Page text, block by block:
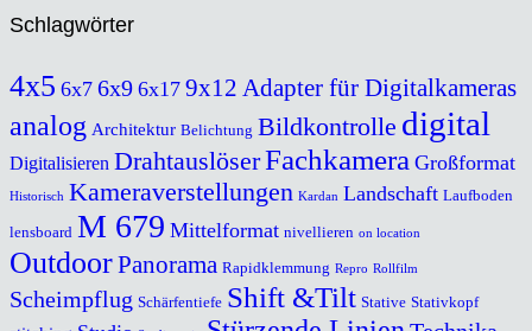
Schlagwörter
4x5 6x7 6x9 6x17 9x12 Adapter für Digitalkameras
analog Architektur Belichtung Bildkontrolle digital
Digitalisieren DrahtauslöserFachkamera Großformat
Historisch Kameraverstellungen Kardan Landschaft Laufboden
lensboard M 679 Mittelformat nivellieren on location
OutdoorPanorama Rapidklemmung Repro Rollfilm
Scheimpflug Schärfentiefe Shift &Tilt Stative Stativkopf